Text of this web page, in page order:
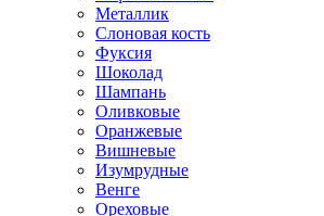
Металлик
Слоновая кость
Фуксия
Шоколад
Шампань
Оливковые
Оранжевые
Вишневые
Изумрудные
Венге
Ореховые